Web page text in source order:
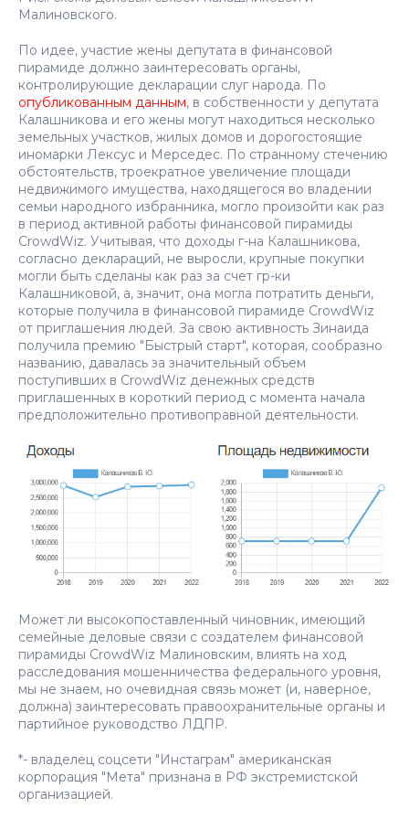
Малиновского.
По идее, участие жены депутата в финансовой
пирамиде должно заинтересовать органы,
контролирующие декларации слуг народа. По
опубликованным данным, в собственности у депутата
Калашникова и его жены могут находиться несколько
земельных участков, жилых домов и дорогостоящие
иномарки Лексус и Мерседес. По странному стечению
обстоятельств, троекратное увеличение площади
недвижимого имущества, находящегося во владении
семьи народного избранника, могло произойти как раз
в период активной работы финансовой пирамиды
CrowdWiz. Учитывая, что доходы г-на Калашникова,
согласно деклараций, не выросли, крупные покупки
могли быть сделаны как раз за счет гр-ки
Калашниковой, а, значит, она могла потратить деньги,
которые получила в финансовой пирамиде CrowdWiz
от приглашения людей. За свою активность Зинаида
получила премию "Быстрый старт", которая, сообразно
названию, давалась за значительный объем
поступивших в CrowdWiz денежных средств
приглашенных в короткий период с момента начала
предположительно противоправной деятельности.
Может ли высокопоставленный чиновник, имеющий
семейные деловые связи с создателем финансовой
пирамиды CrowdWiz Малиновским, влиять на ход
расследования мошенничества федерального уровня,
мы не знаем, но очевидная связь может (и, наверное,
должна) заинтересовать правоохранительные органы и
партийное руководство ЛДПР.
*- владелец соцсети "Инстаграм" американская
корпорация "Meтa" признана в РФ экстремистской
организацией.